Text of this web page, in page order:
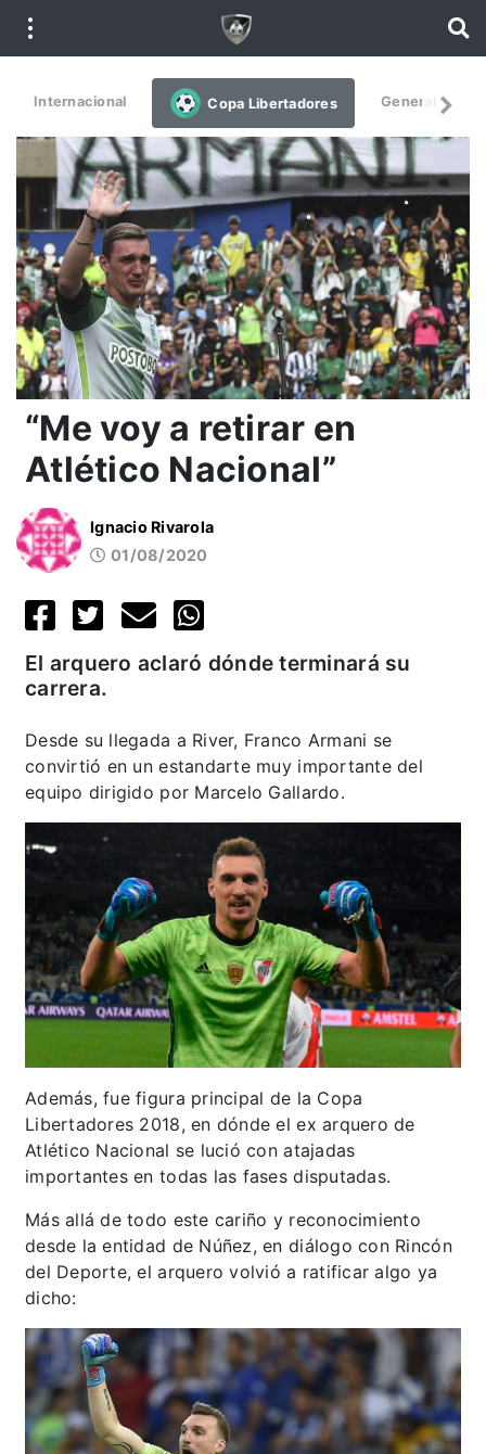
Internacional Copa Libertadores General
“Me voy a retirar en
Atlético Nacional”
Ignacio Rivarola
01/08/2020
El arquero aclaró dónde terminará su
carrera.
Desde su llegada a River, Franco Armani se
convirtió en un estandarte muy importante del
equipo dirigido por Marcelo Gallardo.
Además, fue figura principal de la Copa
Libertadores 2018, en dónde el ex arquero de
Atlético Nacional se lució con atajadas
importantes en todas las fases disputadas.
Más allá de todo este cariño y reconocimiento
desde la entidad de Núñez, en diálogo con Rincón
del Deporte, el arquero volvió a ratificar algo ya
dicho: